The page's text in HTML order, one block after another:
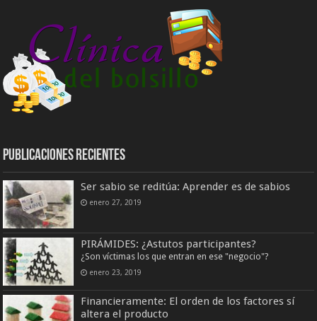
Publicaciones Recientes
Ser sabio se reditúa: Aprender es de sabios
enero 27, 2019
PIRÁMIDES: ¿Astutos participantes?
¿Son víctimas los que entran en ese "negocio"?
enero 23, 2019
Financieramente: El orden de los factores sí
altera el producto